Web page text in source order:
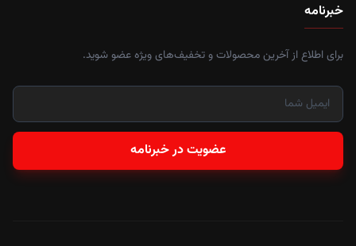
خبرنامه
برای اطلاع از آخرین محصولات و تخفیف‌های ویژه عضو شوید.
عضویت در خبرنامه